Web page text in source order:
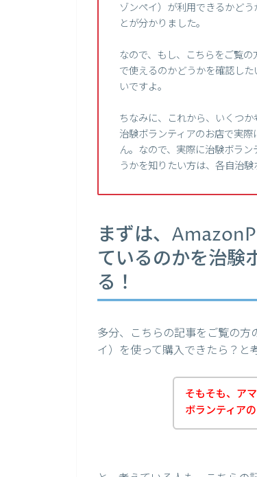
ゾンペイ）が利用できるかど
とが分かりました。
なので、もし、こちらをご覧
で使えるのかどうかを確認し
いですよ。
ちなみに、これから、いくつ
治験ボランティアのお店で実
ん。なので、実際に治験ボラ
うかを知りたい方は、各自治
まずは、
ているのかを治験
る！
多分、こちらの記事をご覧の
イ）を使って購入できたら？と
そもそも、ア
ボランティア